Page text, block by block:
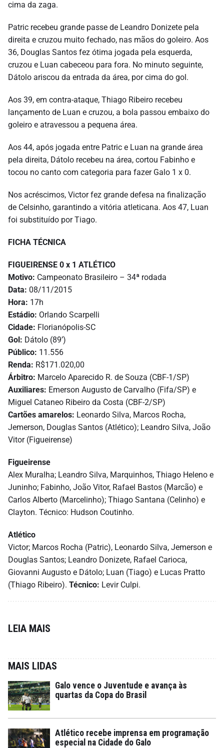
cima da zaga.
Patric recebeu grande passe de Leandro Donizete pela
direita e cruzou muito fechado, nas mãos do goleiro. Aos
36, Douglas Santos fez ótima jogada pela esquerda,
cruzou e Luan cabeceou para fora. No minuto seguinte,
Dátolo ariscou da entrada da área, por cima do gol.
Aos 39, em contra-ataque, Thiago Ribeiro recebeu
lançamento de Luan e cruzou, a bola passou embaixo do
goleiro e atravessou a pequena área.
Aos 44, após jogada entre Patric e Luan na grande área
pela direita, Dátolo recebeu na área, cortou Fabinho e
tocou no canto com categoria para fazer Galo 1 x 0.
Nos acréscimos, Victor fez grande defesa na finalização
de Celsinho, garantindo a vitória atleticana. Aos 47, Luan
foi substituído por Tiago.
FICHA TÉCNICA
FIGUEIRENSE 0 x 1 ATLÉTICO
Motivo: Campeonato Brasileiro – 34ª rodada
Data: 08/11/2015
Hora: 17h
Estádio: Orlando Scarpelli
Cidade: Florianópolis-SC
Gol: Dátolo (89’)
Público: 11.556
Renda: R$171.020,00
Árbitro: Marcelo Aparecido R. de Souza (CBF-1/SP)
Auxiliares: Emerson Augusto de Carvalho (Fifa/SP) e
Miguel Cataneo Ribeiro da Costa (CBF-2/SP)
Cartões amarelos: Leonardo Silva, Marcos Rocha,
Jemerson, Douglas Santos (Atlético); Leandro Silva, João
Vitor (Figueirense)
Figueirense
Alex Muralha; Leandro Silva, Marquinhos, Thiago Heleno e
Juninho; Fabinho, João Vitor, Rafael Bastos (Marcão) e
Carlos Alberto (Marcelinho); Thiago Santana (Celinho) e
Clayton. Técnico: Hudson Coutinho.
Atlético
Victor; Marcos Rocha (Patric), Leonardo Silva, Jemerson e
Douglas Santos; Leandro Donizete, Rafael Carioca,
Giovanni Augusto e Dátolo; Luan (Tiago) e Lucas Pratto
(Thiago Ribeiro). Técnico: Levir Culpi.
LEIA MAIS
MAIS LIDAS
Galo vence o Juventude e avança às
quartas da Copa do Brasil
Atlético recebe imprensa em programação
especial na Cidade do Galo